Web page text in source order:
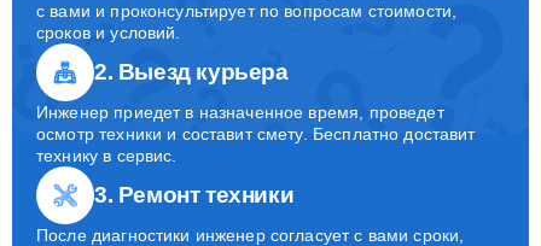
с вами и проконсультирует по вопросам стоимости,
сроков и условий.
2. Выезд курьера
Инженер приедет в назначенное время, проведет
осмотр техники и составит смету. Бесплатно доставит
технику в сервис.
3. Ремонт техники
После диагностики инженер согласует с вами сроки,